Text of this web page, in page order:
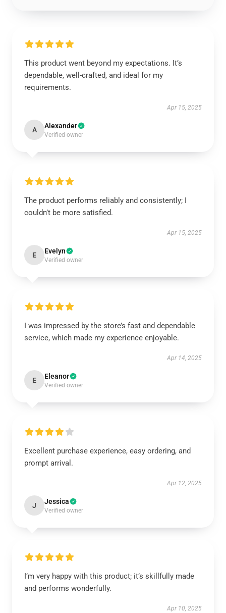
This product went beyond my expectations. It’s
dependable, well-crafted, and ideal for my
requirements.
Apr 15, 2025
A Alexander
Verified owner
The product performs reliably and consistently; I
couldn’t be more satisfied.
Apr 15, 2025
E Evelyn
Verified owner
I was impressed by the store’s fast and dependable
service, which made my experience enjoyable.
Apr 14, 2025
E Eleanor
Verified owner
Excellent purchase experience, easy ordering, and
prompt arrival.
Apr 12, 2025
J Jessica
Verified owner
I’m very happy with this product; it’s skillfully made
and performs wonderfully.
Apr 10, 2025